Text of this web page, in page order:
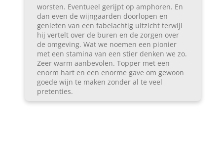
worsten. Eventueel gerijpt op amphoren. En
dan even de wijngaarden doorlopen en
genieten van een fabelachtig uitzicht terwijl
hij vertelt over de buren en de zorgen over
de omgeving. Wat we noemen een pionier
met een stamina van een stier denken we zo.
Zeer warm aanbevolen. Topper met een
enorm hart en een enorme gave om gewoon
goede wijn te maken zonder al te veel
pretenties.